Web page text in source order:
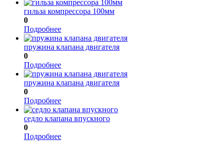
гильза компрессора 100мм
0
Подробнее
пружина клапана двигателя
0
Подробнее
пружина клапана двигателя
0
Подробнее
седло клапана впускного
0
Подробнее